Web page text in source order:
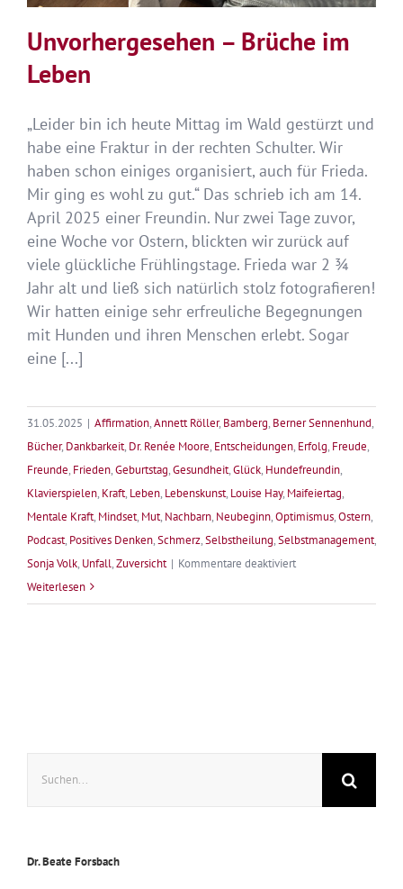
Unvorhergesehen – Brüche im
Leben
„Leider bin ich heute Mittag im Wald gestürzt und
habe eine Fraktur in der rechten Schulter. Wir
haben schon einiges organisiert, auch für Frieda.
Mir ging es wohl zu gut.“ Das schrieb ich am 14.
April 2025 einer Freundin. Nur zwei Tage zuvor,
eine Woche vor Ostern, blickten wir zurück auf
viele glückliche Frühlingstage. Frieda war 2 ¾
Jahr alt und ließ sich natürlich stolz fotografieren!
Wir hatten einige sehr erfreuliche Begegnungen
mit Hunden und ihren Menschen erlebt. Sogar
eine [...]
31.05.2025 | Affirmation,Annett Röller, Bamberg, Berner Sennenhund,
Bücher, Dankbarkeit, Dr. Renée Moore, Entscheidungen, Erfolg, Freude,
Freunde, Frieden,Geburtstag,Gesundheit,Glück, Hundefreundin,
Klavierspielen, Kraft, Leben, Lebenskunst, Louise Hay, Maifeiertag,
Mentale Kraft, Mindset, Mut, Nachbarn, Neubeginn,Optimismus,Ostern,
Podcast, Positives Denken,Schmerz,Selbstheilung,Selbstmanagement,
Sonja Volk, Unfall,Zuversicht | Kommentare deaktiviertfür
–
Weiterlesen
nach:
Dr. Beate Forsbach